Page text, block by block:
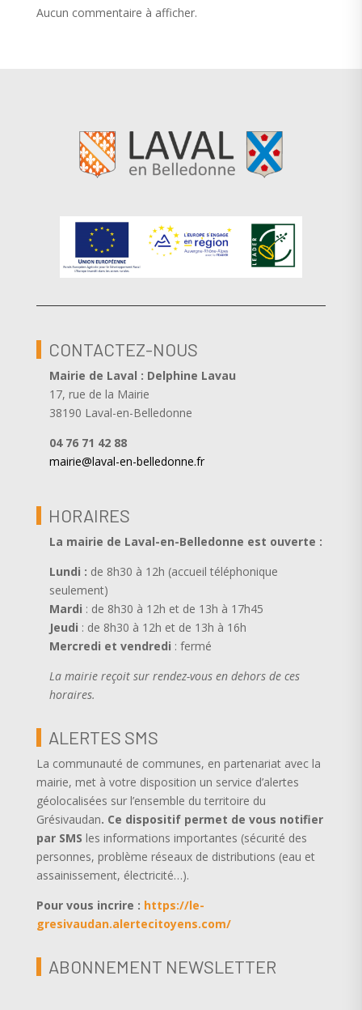
Aucun commentaire à afficher.
CONTACTEZ-NOUS
Mairie de Laval : Delphine Lavau
17, rue de la Mairie
38190 Laval-en-Belledonne
04 76 71 42 88
mairie@laval-en-belledonne.fr
HORAIRES
La mairie de Laval-en-Belledonne est ouverte :
Lundi : de 8h30 à 12h (accueil téléphonique
seulement)
Mardi : de 8h30 à 12h et de 13h à 17h45
Jeudi : de 8h30 à 12h et de 13h à 16h
Mercredi et vendredi : fermé
La mairie reçoit sur rendez-vous en dehors de ces
horaires.
ALERTES SMS
La communauté de communes, en partenariat avec la
mairie, met à votre disposition un service d’alertes
géolocalisées sur l’ensemble du territoire du
Grésivaudan. Ce dispositif permet de vous notifier
par SMS les informations importantes (sécurité des
personnes, problème réseaux de distributions (eau et
assainissement, électricité…).
Pour vous incrire : https://le-
gresivaudan.alertecitoyens.com/
ABONNEMENT NEWSLETTER